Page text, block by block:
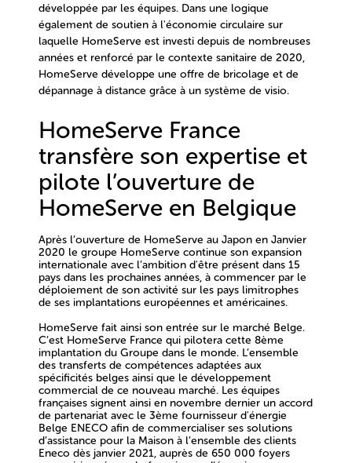
développée par les équipes. Dans une logique
également de soutien à l'économie circulaire sur
laquelle HomeServe est investi depuis de nombreuses
années et renforcé par le contexte sanitaire de 2020,
HomeServe développe une offre de bricolage et de
dépannage à distance grâce à un système de visio.
HomeServe France
transfère son expertise et
pilote l’ouverture de
HomeServe en Belgique
Après l’ouverture de HomeServe au Japon en Janvier
2020 le groupe HomeServe continue son expansion
internationale avec l’ambition d'être présent dans 15
pays dans les prochaines années, à commencer par le
déploiement de son activité sur les pays limitrophes
de ses implantations européennes et américaines.
HomeServe fait ainsi son entrée sur le marché Belge.
C’est HomeServe France qui pilotera cette 8ème
implantation du Groupe dans le monde. L’ensemble
des transferts de compétences adaptées aux
spécificités belges ainsi que le développement
commercial de ce nouveau marché. Les équipes
françaises signent ainsi en novembre dernier un accord
de partenariat avec le 3ème fournisseur d'énergie
Belge ENECO afin de commercialiser ses solutions
d’assistance pour la Maison à l’ensemble des clients
Eneco dès janvier 2021, auprès de 650 000 foyers